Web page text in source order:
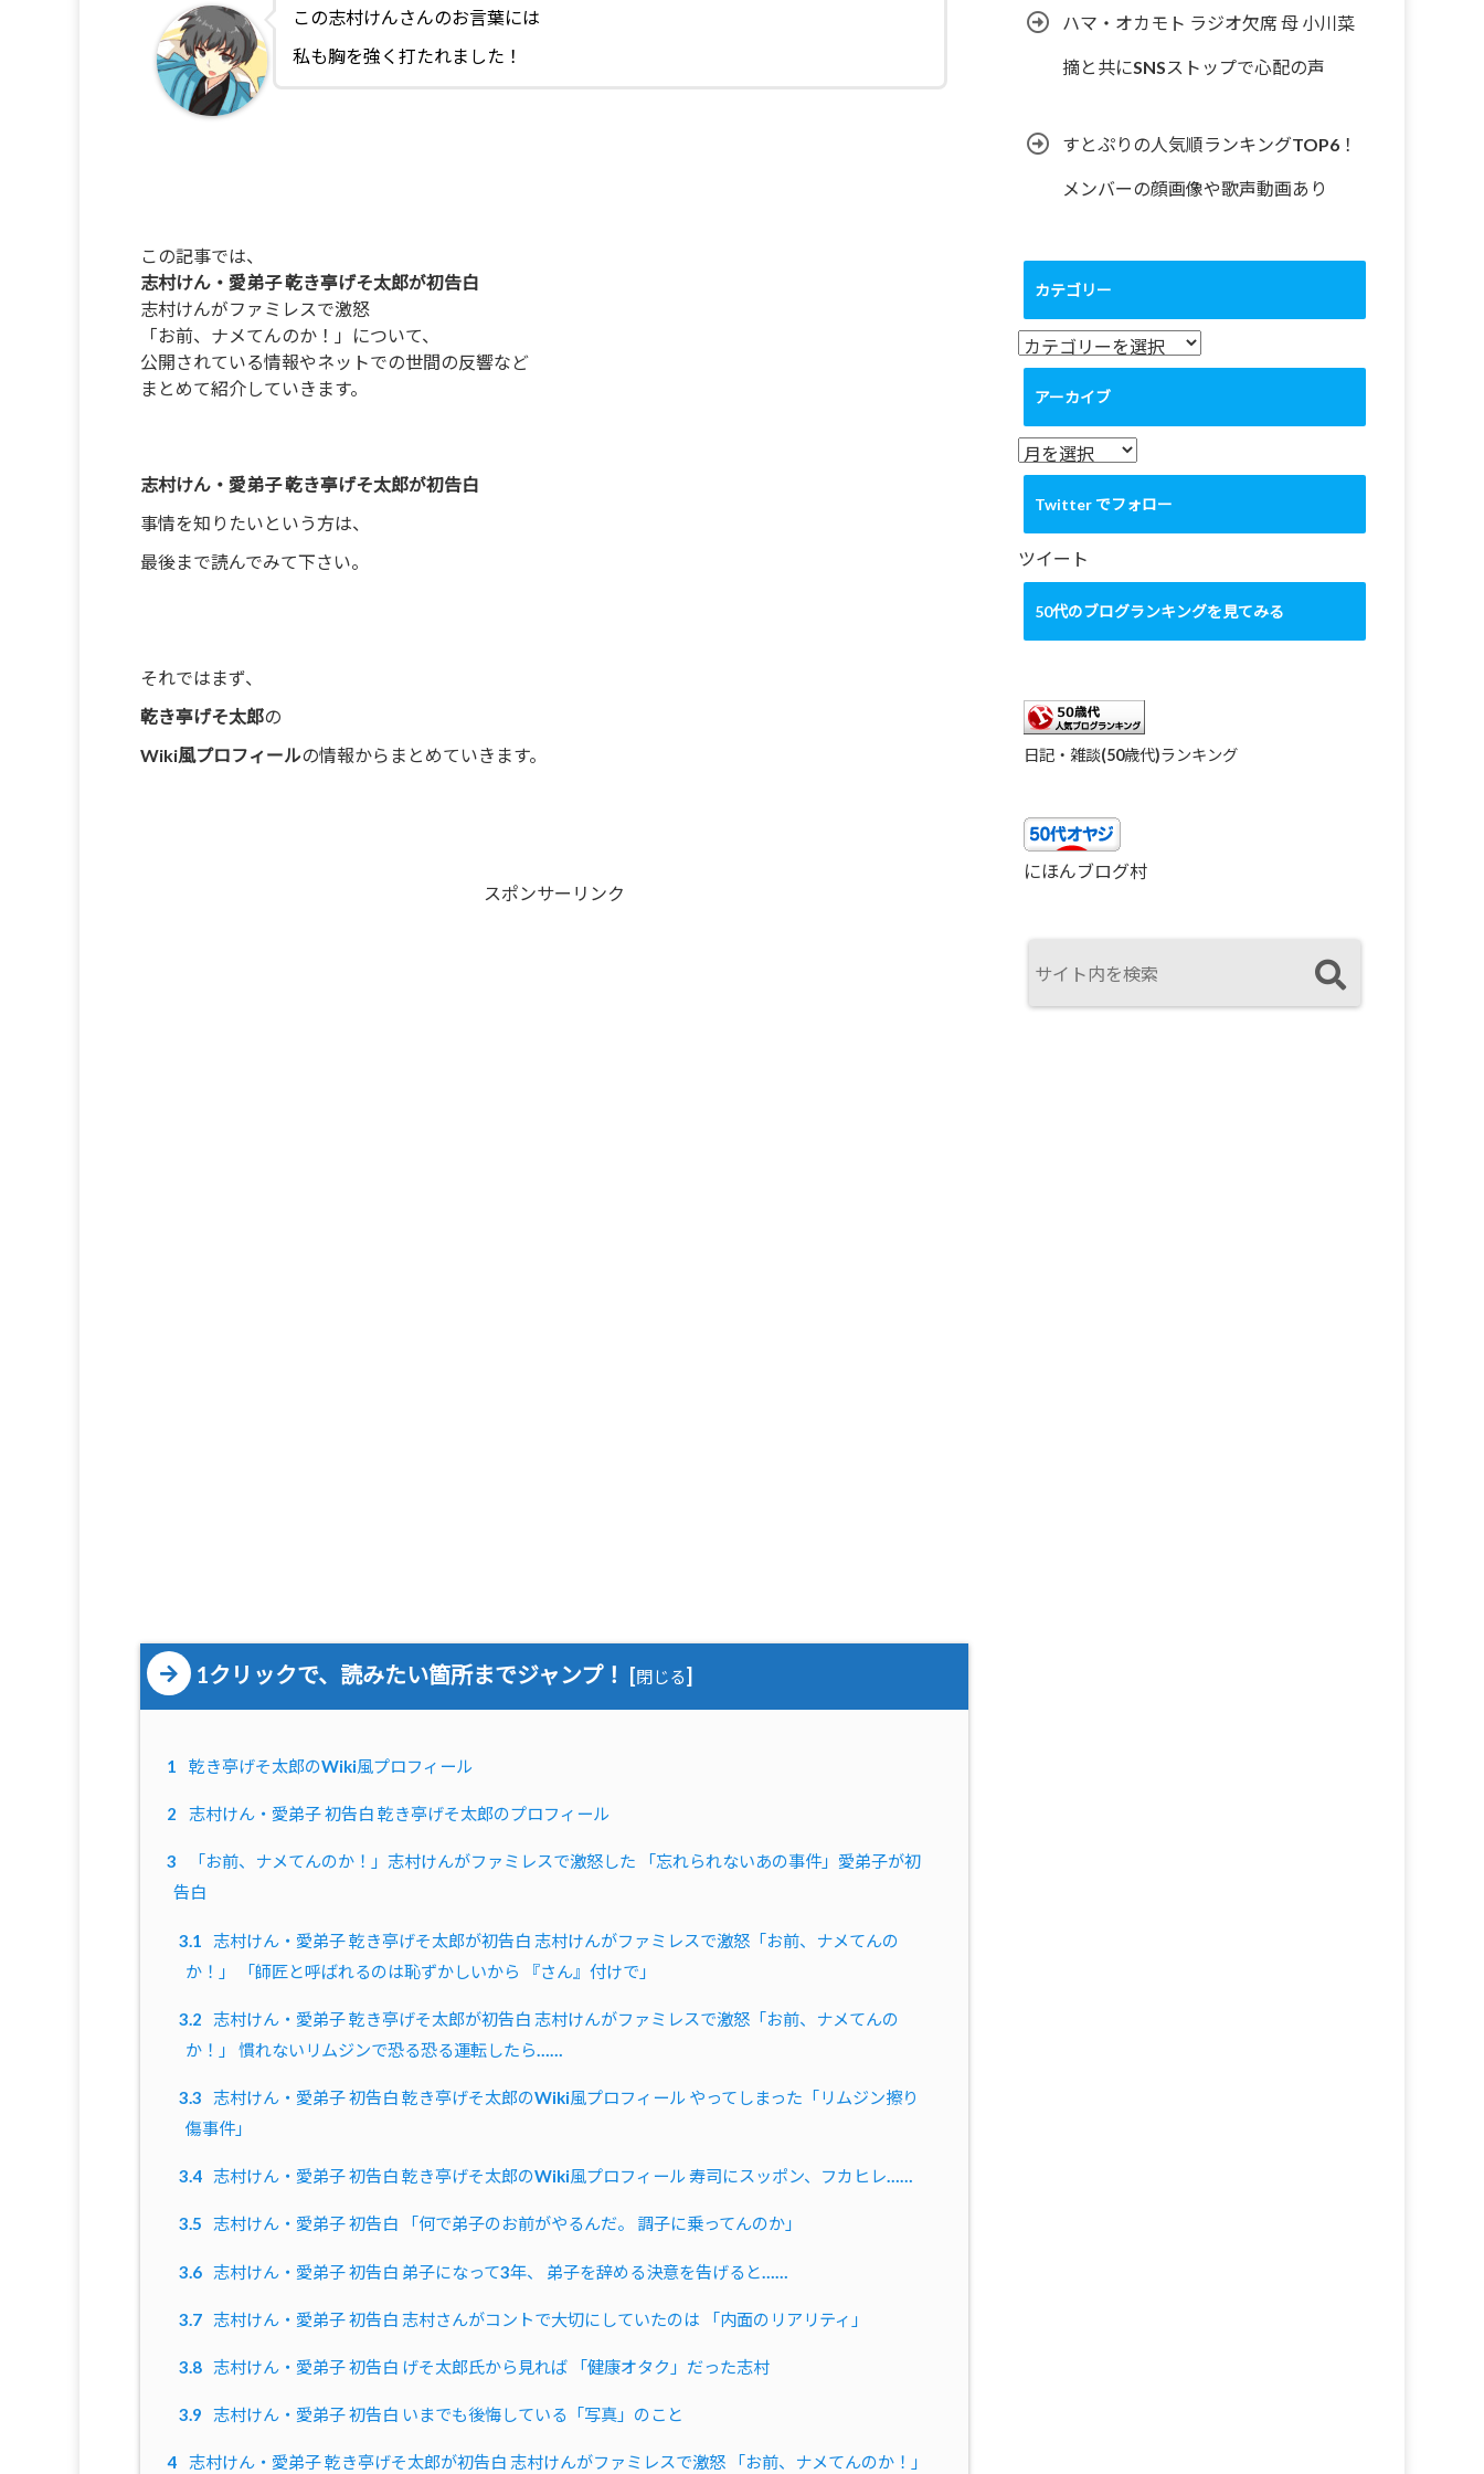
この志村けんさんのお言葉には
私も胸を強く打たれました！
この記事では、
志村けん・愛弟子 乾き亭げそ太郎が初告白
志村けんがファミレスで激怒
「お前、ナメてんのか！」について、
公開されている情報やネットでの世間の反響など
まとめて紹介していきます。
志村けん・愛弟子 乾き亭げそ太郎が初告白
事情を知りたいという方は、
最後まで読んでみて下さい。
それではまず、
乾き亭げそ太郎の
Wiki風プロフィールの情報からまとめていきます。
スポンサーリンク
1クリックで、読みたい箇所までジャンプ！ [閉じる]
1 乾き亭げそ太郎のWiki風プロフィール
2 志村けん・愛弟子 初告白 乾き亭げそ太郎のプロフィール
3
「お前、ナメてんのか！」志村けんがファミレスで激怒した 「忘れられないあの事件」愛弟子が初
告白
3.1
志村けん・愛弟子 乾き亭げそ太郎が初告白 志村けんがファミレスで激怒「お前、ナメてんの
か！」 「師匠と呼ばれるのは恥ずかしいから 『さん』付けで」
3.2
志村けん・愛弟子 乾き亭げそ太郎が初告白 志村けんがファミレスで激怒「お前、ナメてんの
か！」 慣れないリムジンで恐る恐る運転したら……
3.3
志村けん・愛弟子 初告白 乾き亭げそ太郎のWiki風プロフィール やってしまった「リムジン擦り
傷事件」
3.4 志村けん・愛弟子 初告白 乾き亭げそ太郎のWiki風プロフィール 寿司にスッポン、フカヒレ……
3.5 志村けん・愛弟子 初告白 「何で弟子のお前がやるんだ。 調子に乗ってんのか」
3.6 志村けん・愛弟子 初告白 弟子になって3年、 弟子を辞める決意を告げると……
3.7 志村けん・愛弟子 初告白 志村さんがコントで大切にしていたのは 「内面のリアリティ」
3.8 志村けん・愛弟子 初告白 げそ太郎氏から見れば 「健康オタク」だった志村
3.9 志村けん・愛弟子 初告白 いまでも後悔している「写真」のこと
4 志村けん・愛弟子 乾き亭げそ太郎が初告白 志村けんがファミレスで激怒 「お前、ナメてんのか！」
ハマ・オカモト ラジオ欠席 母 小川菜
摘と共にSNSストップで心配の声
すとぷりの人気順ランキングTOP6！
メンバーの顔画像や歌声動画あり
カテゴリー
カ
テ
リ
ー
アーカイブ
ア
ー
イ
ブ
Twitter でフォロー
ツイート
50代のブログランキングを見てみる
日記・雑談(50歳代)ランキング
にほんブログ村